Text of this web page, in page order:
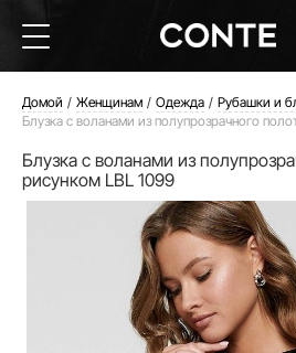
Домой Женщинам Одежда
Рубашки и
Блузка с воланами из полупрозрачного
Блузка с воланами из
рисунком LBL 1099